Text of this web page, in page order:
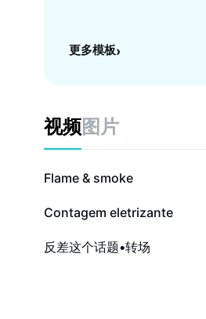
更多模板›
视频图片
21.3萬
Flame & smoke
3萬
Contagem eletrizante
1274
反差这个话题•转场